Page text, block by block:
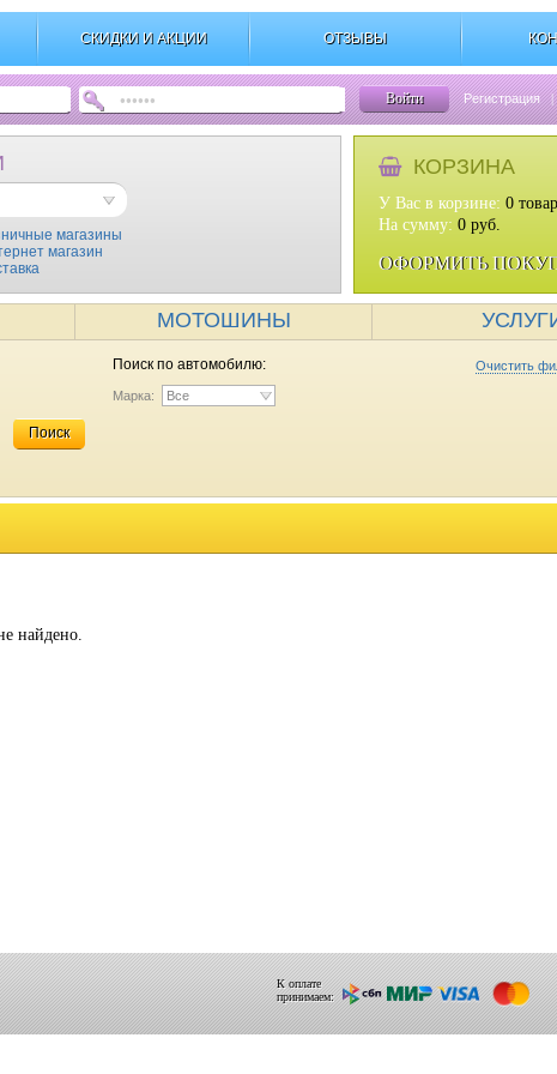
СКИДКИ И АКЦИИ ОТЗЫВЫ
Войти Регистрация |
магазины
магазин
КОРЗИНА
У Вас в корзине: 0
На сумму: 0 руб.
ОФОРМИТЬ
МОТОШИНЫ
Поиск
Поиск по автомобилю: Очистить
Марка: Все
найдено.
К оплате
принимаем: